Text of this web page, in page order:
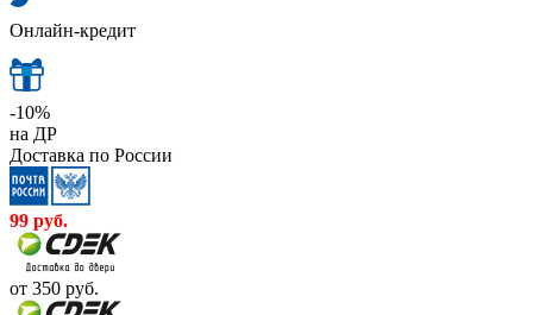
Онлайн-кредит
-10%
на ДР
Доставка по России
99 руб.
от 350 руб.